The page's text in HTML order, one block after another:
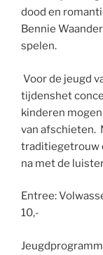
dood en
Bennie
spelen.
Voor de jeugd
tijdenshet
kinderen
van afschieten.
traditiegetrouw
na met de
Entree:
10,-